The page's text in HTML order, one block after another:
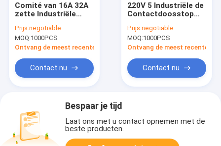
Comité van 16A 32A
zette Industriële
Machtscontactdozen
63A IP44 6h
Prijs:negotiable
MOQ:1000PCS
Ontvang de meest recente Prijs
Contact nu
220V 5 Industriële de
Contactdoosstop
Plug Waterproof IP44
IEC60309
Prijs:negotiable
MOQ:1000PCS
Ontvang de meest recente
Contact nu
Bespaar je tijd
Laat ons met u contact opnemen met de
beste producten.